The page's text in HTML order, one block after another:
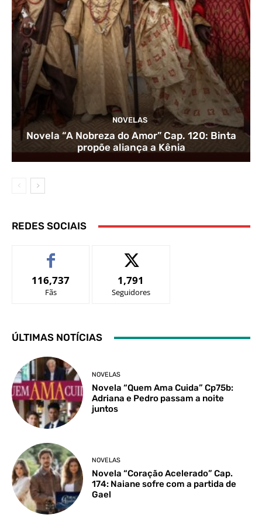
NOVELAS
Novela “A Nobreza do Amor” Cap. 120: Binta
propõe aliança a Kênia
REDES SOCIAIS
116,737
Fãs
1,791
Seguidores
ÚLTIMAS NOTÍCIAS
NOVELAS
Novela “Quem Ama Cuida” Cp75b:
Adriana e Pedro passam a noite
juntos
NOVELAS
Novela “Coração Acelerado” Cap.
174: Naiane sofre com a partida de
Gael